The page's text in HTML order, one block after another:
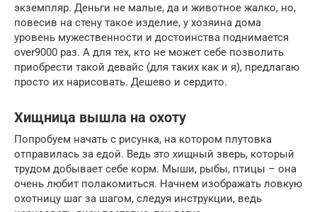
экземпляр. Деньги не малые, да и животное жалко, но,
повесив на стену такое изделие, у хозяина дома
уровень мужественности и достоинства поднимается
over9000 раз. А для тех, кто не может себе позволить
приобрести такой девайс (для таких как и я), предлагаю
просто их нарисовать. Дешево и сердито.
Хищница вышла на охоту
Попробуем начать с рисунка, на котором плутовка
отправилась за едой. Ведь это хищный зверь, который
трудом добывает себе корм. Мыши, рыбы, птицы – она
очень любит полакомиться. Начнем изображать ловкую
охотницу шаг за шагом, следуя инструкции, ведь